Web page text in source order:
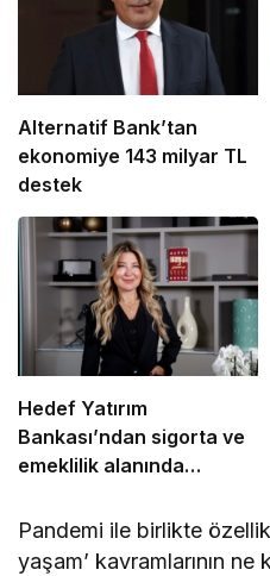
Alternatif Bank’tan
ekonomiye 143 milyar TL
destek
Hedef Yatırım
Bankası’ndan sigorta ve
emeklilik alanında
Pandemi ile birlikte
yaşam’ kavramlarının